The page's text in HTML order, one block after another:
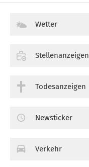
Wetter
Stellenanzeigen
Todesanzeigen
Newsticker
Verkehr